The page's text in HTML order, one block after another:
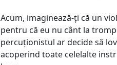
Acum, imaginează-ți că un
pentru că eu nu cânt la
percuționistul ar decide să
acoperind toate celelalte